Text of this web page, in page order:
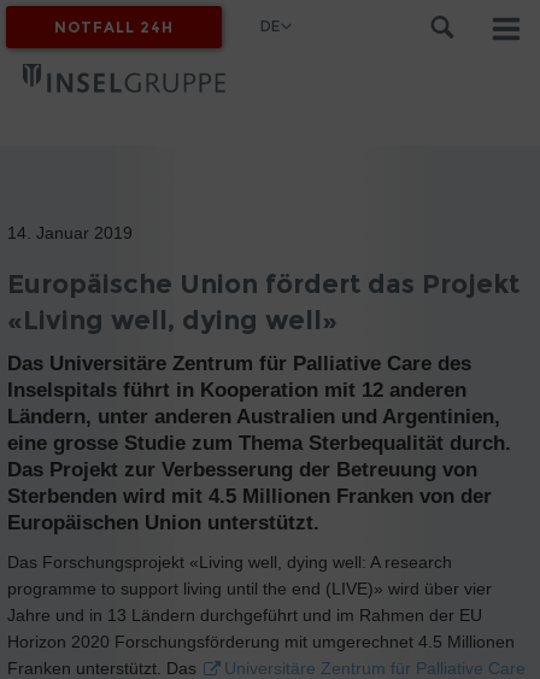
MYINSEL
NOTFALL 24H DE
14. Januar 2019
Europäische Union fördert das Projekt
«Living well, dying well»
Das Universitäre Zentrum für Palliative Care des
Inselspitals führt in Kooperation mit 12 anderen
Ländern, unter anderen Australien und Argentinien,
eine grosse Studie zum Thema Sterbequalität durch.
Das Projekt zur Verbesserung der Betreuung von
Sterbenden wird mit 4.5 Millionen Franken von der
Europäischen Union unterstützt.
Das Forschungsprojekt «Living well, dying well: A research
programme to support living until the end (LIVE)» wird über vier
Jahre und in 13 Ländern durchgeführt und im Rahmen der EU
Horizon 2020 Forschungsförderung mit umgerechnet 4.5 Millionen
Franken unterstützt. Das
Universitäre Zentrum für Palliative Care